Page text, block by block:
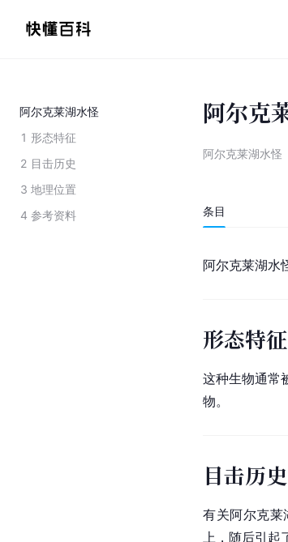
阿尔克莱湖水怪
1 形态特征
2 目击历史
3 地理位置
4 参考资料
阿尔克
阿尔克莱湖水怪
条目
阿尔克莱湖水
形态特征
这种生物通常
物。
目击历史
有关阿尔克莱
上，随后引起